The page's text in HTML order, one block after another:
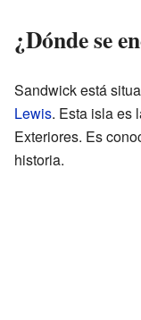
¿Dónde se
Sandwick está
Lewis. Esta isla es
Exteriores. Es
historia.